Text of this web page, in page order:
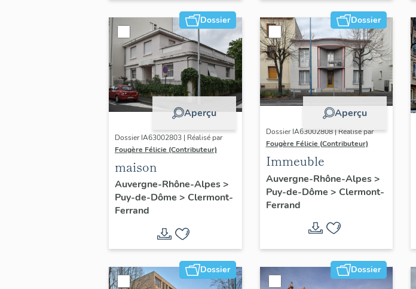
Dossier
Aperçu
Dossier IA63002803 | Réalisé par
Fougère Félicie (Contributeur)
maison
Auvergne-Rhône-Alpes>
Puy-de-Dôme > Clermont-
Ferrand
Dossier
Aperçu
Dossier IA63002808 | Réalisé par
Fougère Félicie (Contributeur)
Immeuble
Auvergne-Rhône-Alpes>
Puy-de-Dôme > Clermont-
Ferrand
Dossier Dossier